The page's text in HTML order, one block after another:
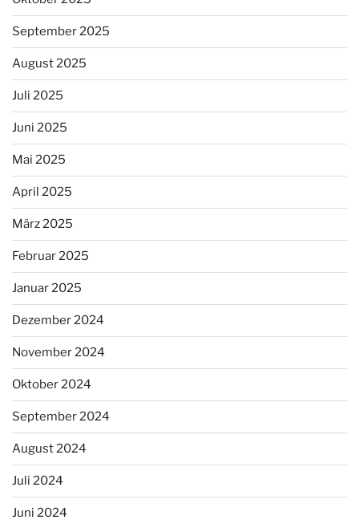
September 2025
August 2025
Juli 2025
Juni 2025
Mai 2025
April 2025
März 2025
Februar 2025
Januar 2025
Dezember 2024
November 2024
Oktober 2024
September 2024
August 2024
Juli 2024
Juni 2024